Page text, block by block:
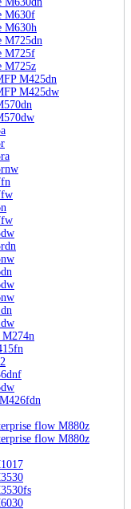
M630f
M630h
M725dn
M725f
M725z
M425dn
M425dw
flow M880z
flow M880z